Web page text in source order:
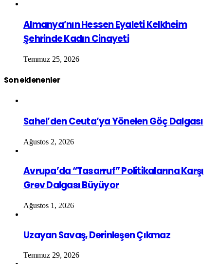
Almanya’nın Hessen Eyaleti Kelkheim
Şehrinde Kadın Cinayeti
Temmuz 25, 2026
Son eklenenler
Sahel’den Ceuta’ya Yönelen Göç Dalgası
Ağustos 2, 2026
Avrupa’da “Tasarruf” Politikalarına Karşı
Grev Dalgası Büyüyor
Ağustos 1, 2026
Uzayan Savaş, Derinleşen Çıkmaz
Temmuz 29, 2026